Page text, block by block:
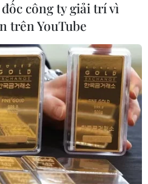
công ty giải trí vì
trên YouTube